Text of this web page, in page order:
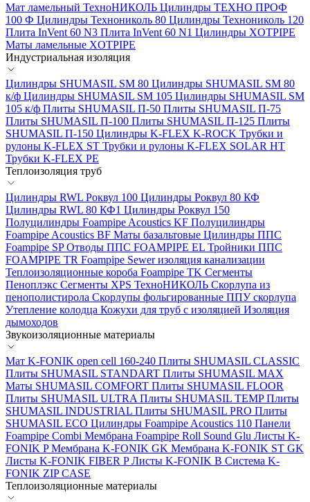
Мат ламельный ТехноНИКОЛЬ Цилиндры ТЕХНО ПРОФ
100 Ф Цилиндры Технониколь 80 Цилиндры Технониколь 120
Плита InVent 60 N3 Плита InVent 60 N1 Цилиндры XOTPIPE
Маты ламельные XOTPIPE
Индустриальная изоляция
Цилиндры SHUMASIL SM 80 Цилиндры SHUMASIL SM 80
к/ф Цилиндры SHUMASIL SM 105 Цилиндры SHUMASIL SM
105 к/ф Плиты SHUMASIL П-50 Плиты SHUMASIL П-75
Плиты SHUMASIL П-100 Плиты SHUMASIL П-125 Плиты
SHUMASIL П-150 Цилиндры K-FLEX K-ROCK Трубки и
рулоны K-FLEX ST Трубки и рулоны K-FLEX SOLAR HT
Трубки K-FLEX PE
Теплоизоляция труб
Цилиндры RWL Роквул 100 Цилиндры Роквул 80 КФ
Цилиндры RWL 80 КФ1 Цилиндры Роквул 150
Полуцилиндры Foampipe Acoustics KF Полуцилиндры
Foampipe Acoustics BF Маты базальтовые Цилиндры ППС
Foampipe SPОтводы ППС FOAMPIPE EL Тройники ППС
FOAMPIPE TR Foampipe Sewer изоляция канализации
Теплоизоляционные короба Foampipe TK Сегменты
Пеноплэкс Сегменты XPS ТехноНИКОЛЬ Скорлупа из
пенополистирола Скорлупы фольгированные ППУ скорлупа
Утепление колодца Кожухи для труб с изоляцией Изоляция
дымоходов
Звукоизоляционные материалы
Мат K-FONIK open cell 160-240 Плиты SHUMASIL CLASSIC
Плиты SHUMASIL STANDART Плиты SHUMASIL MAX
Маты SHUMASIL COMFORT Плиты SHUMASIL FLOOR
Плиты SHUMASIL ULTRA Плиты SHUMASIL TEMPПлиты
SHUMASIL INDUSTRIAL Плиты SHUMASIL PRO Плиты
SHUMASIL ECO Цилиндры Foampipe Acoustics 110 Панели
Foampipe Combi Мембрана Foampipe Roll Sound Glu Листы K-
FONIK PМембрана K-FONIK GK Мембрана K-FONIK ST GK
Листы K-FONIK FIBER PЛисты K-FONIK B Система K-
FONIK ZIP CASE
Теплоизоляционные материалы